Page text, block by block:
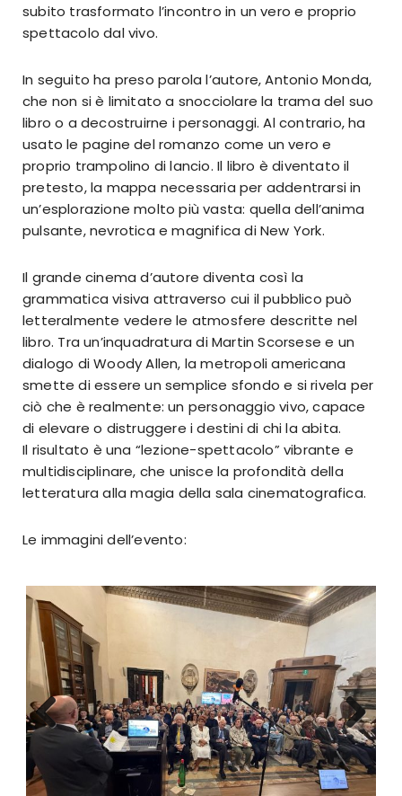
subito trasformato l’incontro in un vero e proprio
spettacolo dal vivo.
In seguito ha preso parola l’autore, Antonio Monda,
che non si è limitato a snocciolare la trama del suo
libro o a decostruirne i personaggi. Al contrario, ha
usato le pagine del romanzo come un vero e
proprio trampolino di lancio. Il libro è diventato il
pretesto, la mappa necessaria per addentrarsi in
un’esplorazione molto più vasta: quella dell’anima
pulsante, nevrotica e magnifica di New York.
Il grande cinema d’autore diventa così la
grammatica visiva attraverso cui il pubblico può
letteralmente vedere le atmosfere descritte nel
libro. Tra un’inquadratura di Martin Scorsese e un
dialogo di Woody Allen, la metropoli americana
smette di essere un semplice sfondo e si rivela per
ciò che è realmente: un personaggio vivo, capace
di elevare o distruggere i destini di chi la abita.
​Il risultato è una “lezione-spettacolo” vibrante e
multidisciplinare, che unisce la profondità della
letteratura alla magia della sala cinematografica.
Le immagini dell’evento:
Previous Next